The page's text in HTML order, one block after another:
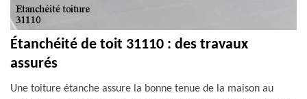
Étanchéité de toit 31110 : des travaux
assurés
Une toiture étanche assure la bonne tenue de la maison au